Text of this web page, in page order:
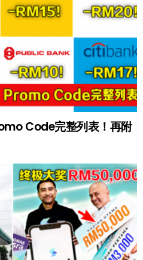
Code完整列表！再附